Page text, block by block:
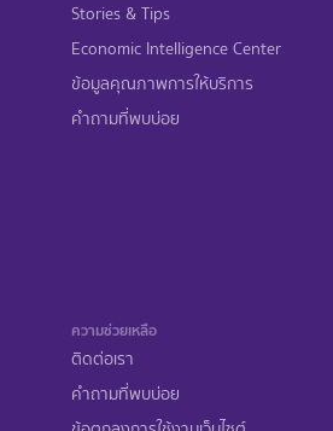
Stories & Tips
Economic Intelligence Center
ข้อมูลคุณภาพการให้บริการ
คำถามที่พบบ่อย
ความช่วยเหลือ
ติดต่อเรา
คำถามที่พบบ่อย